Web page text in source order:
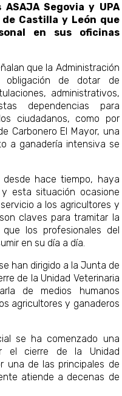
Segovia y UPA
Castilla y León que
en sus oficinas
que la Administración
obligación de dotar de
administrativos,
dependencias para
ciudadanos, como por
Carbonero El Mayor, una
a ganadería intensiva se
desde hace tiempo, haya
esta situación ocasione
a los agricultores y
claves para tramitar la
los profesionales del
en su día a día.
se han dirigido a la Junta de
de la Unidad Veterinaria
de medios humanos
agricultores y ganaderos
se ha comenzado una
el cierre de la Unidad
una de las principales de
atiende a decenas de